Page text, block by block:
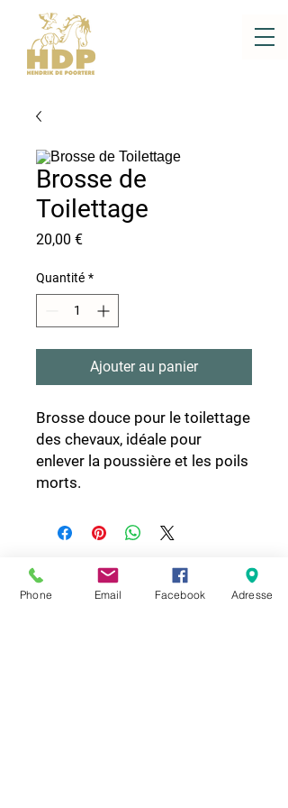
Brosse de
Toilettage
20,00 €Prix
Quantité *
Ajouter au panier
Brosse douce pour le toilettage
des chevaux, idéale pour
enlever la poussière et les poils
morts.
80 rue d'Hornu
7340 Colfontaine BELGIQUE
Phone Email Facebook Adresse